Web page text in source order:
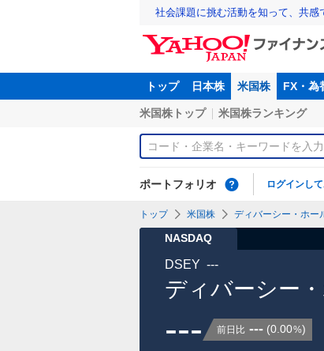
社会課題に挑む活動を知って、共感
トップ 日本株 米国株 FX・為
米国株トップ 米国株ランキング
ポートフォリオ ログインし
トップ 米国株 ディバーシー・ホー
NASDAQ
ディバーシー
DSEY ---
--- 前日比 --- (0.00%)